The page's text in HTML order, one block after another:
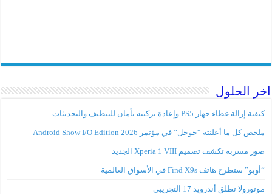
اخر الحلول
كيفية إزالة غطاء جهاز PS5 وإعادة تركيبه بأمان للتنظيف والتحديثات
ملخص كل ما أعلنته “جوجل” في مؤتمر Android Show I/O Edition 2026
صور مسربة تكشف تصميم Xperia 1 VIII الجديد
“أوبو” ستطرح هاتف Find X9s في الأسواق العالمية
موتورولا تطلق أندرويد 17 التجريبي